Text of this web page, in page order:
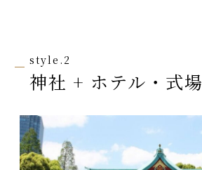
style.2
神社 + ホテル・式場